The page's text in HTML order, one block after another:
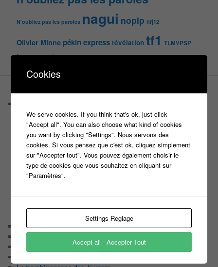
N'oubliez pas les paroles nagui noplp nrj12
Olivier Minne pékin express révélation tf1 TLMVPSP
tournagetv W9
PAGES
C’est quoi un casteur ?
C’est quoi un directeur de casting ?
Harry
Motus
Slam
C’est quoi un casting ?
Tous les castings
Les Z’Amours
N’oubliez Pas Les Paroles
Tout le monde veut prendre sa place
Chaine Youtube
Cookies
We serve cookies. If you think that's ok, just click
"Accept all". You can also choose what kind of cookies
you want by clicking "Settings". Nous servons des
cookies. Si vous pensez que c'est ok, cliquez simplement
sur "Accepter tout". Vous pouvez également choisir le
type de cookies que vous souhaitez en cliquant sur
"Paramètres".
Settings Reglage
Accept all - Accepter Tout